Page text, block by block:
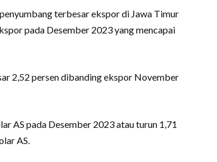
terbesar ekspor di Jawa Timur
pada Desember 2023 yang mencapai
2,52 persen dibanding ekspor November
AS pada Desember 2023 atau turun 1,71
AS.